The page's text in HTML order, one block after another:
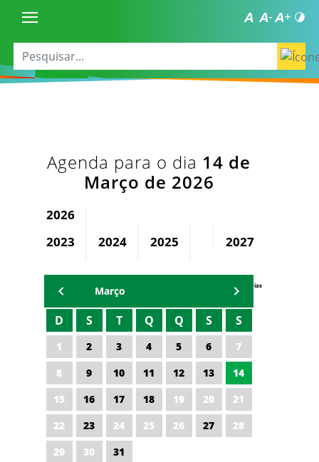
Agenda para o dia 14 de
Março de 2026
2026
2023
2024 2025 2027
Agenda Secretárias
Março
D S T Q Q S S
1 2 3 4 5 6
7
8
9 10 11 12 13
14
15
16 17 18 19 20
21
22
23 24 25 26 27
28
29
30 31